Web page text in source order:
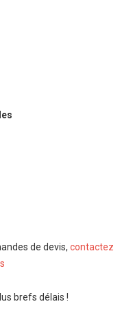
de devis, contactez
brefs délais !